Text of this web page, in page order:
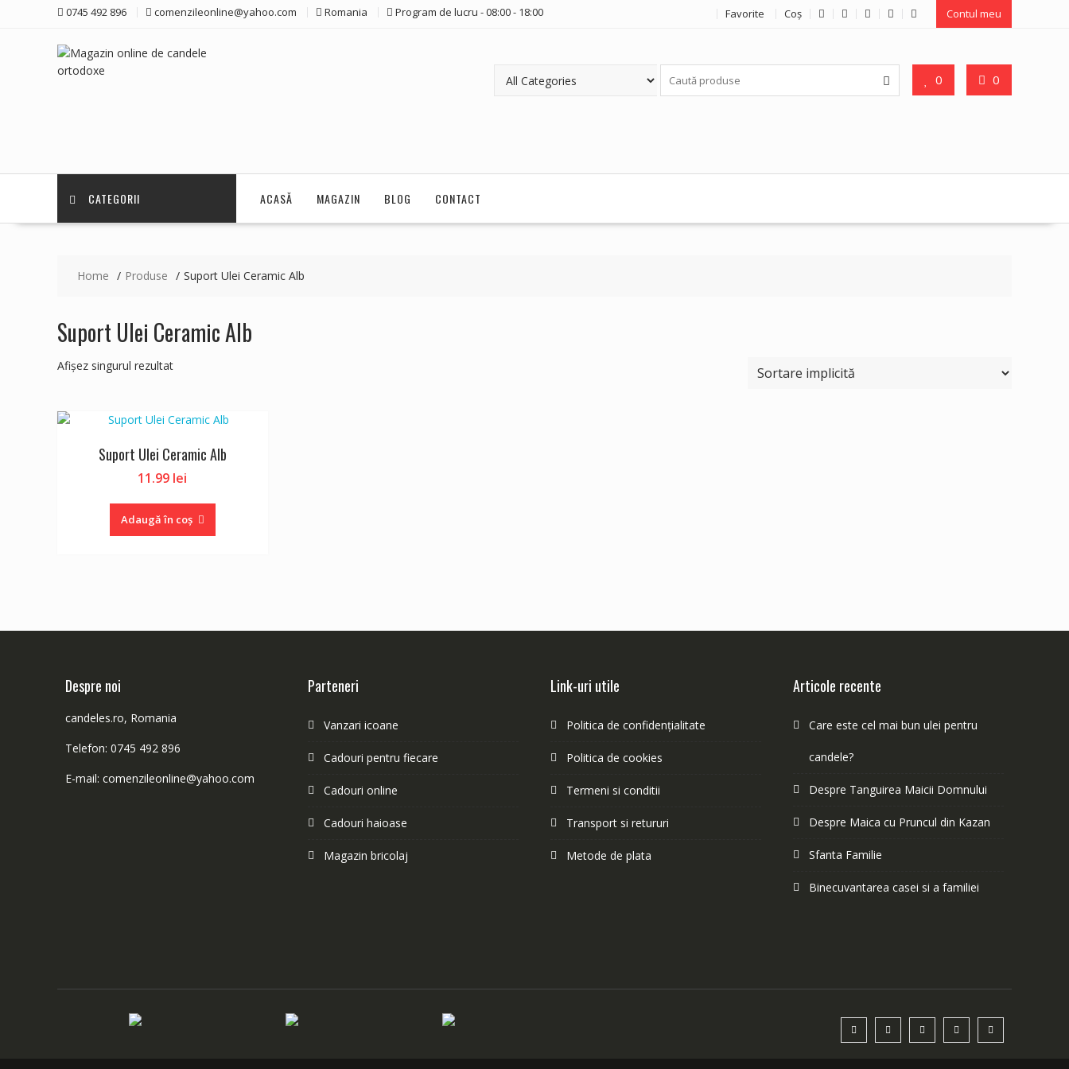
0745 492 896 comenzileonline@yahoo.com Romania Program de lucru - 08:00 - 18:00 Favorite Coş Contul meu
0 0
CATEGORII ACASĂ MAGAZIN BLOG CONTACT
Home Produse Suport Ulei Ceramic Alb
Suport Ulei Ceramic Alb
Afișez singurul rezultat
Suport Ulei Ceramic Alb
11.99 lei
Adaugă în coș
Despre noi
candeles.ro, Romania
Telefon: 0745 492 896
E-mail: comenzileonline@yahoo.com
Parteneri
Vanzari icoane
Cadouri pentru fiecare
Cadouri online
Cadouri haioase
Magazin bricolaj
Link-uri utile
Politica de confidențialitate
Politica de cookies
Termeni si conditii
Transport si retururi
Metode de plata
Articole recente
Care este cel mai bun ulei pentru
candele?
Despre Tanguirea Maicii Domnului
Despre Maica cu Pruncul din Kazan
Sfanta Familie
Binecuvantarea casei si a familiei